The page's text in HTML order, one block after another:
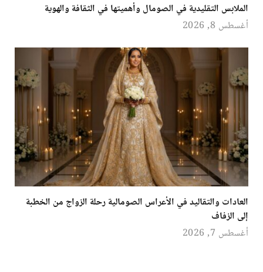
الملابس التقليدية في الصومال وأهميتها في الثقافة والهوية
أغسطس 8, 2026
العادات والتقاليد في الأعراس الصومالية رحلة الزواج من الخطبة
إلى الزفاف
أغسطس 7, 2026